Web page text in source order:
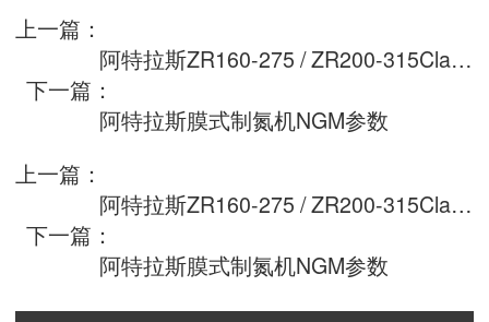
上一篇：
阿特拉斯ZR160-275 / ZR200-315Classic无油螺杆空压机参数大全
下一篇：
阿特拉斯膜式制氮机NGM参数
上一篇：
阿特拉斯ZR160-275 / ZR200-315Classic无油螺杆空压机参数大全
下一篇：
阿特拉斯膜式制氮机NGM参数